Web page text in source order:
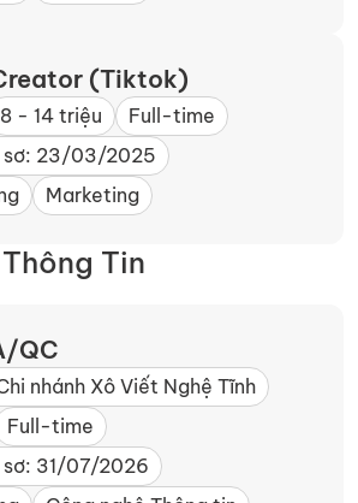
(Tiktok)
8 - 14 triệu
Full-time
sơ: 23/03/2025
Marketing
Tin
QC
nhánh Xô Viết Nghệ Tĩnh​
Full-time
sơ: 31/07/2026